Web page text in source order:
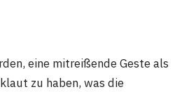
eine mitreißende Geste als
zu haben, was die